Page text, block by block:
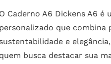
O Caderno A6 Dickens A6 é
personalizado que combina
sustentabilidade e
quem busca destacar sua